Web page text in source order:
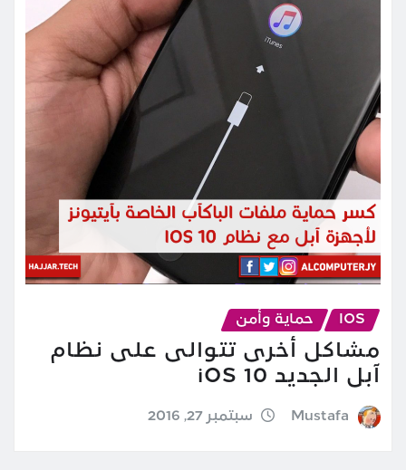
IOS حماية وأمن
مشاكل أخرى تتوالى على نظام
آبل الجديد iOS 10
Mustafa سبتمبر 27, 2016